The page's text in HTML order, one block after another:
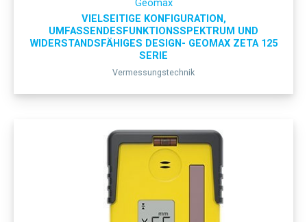
Geomax
VIELSEITIGE KONFIGURATION,
UMFASSENDESFUNKTIONSSPEKTRUM UND
WIDERSTANDSFÄHIGES DESIGN- GEOMAX ZETA 125
SERIE
Vermessungstechnik